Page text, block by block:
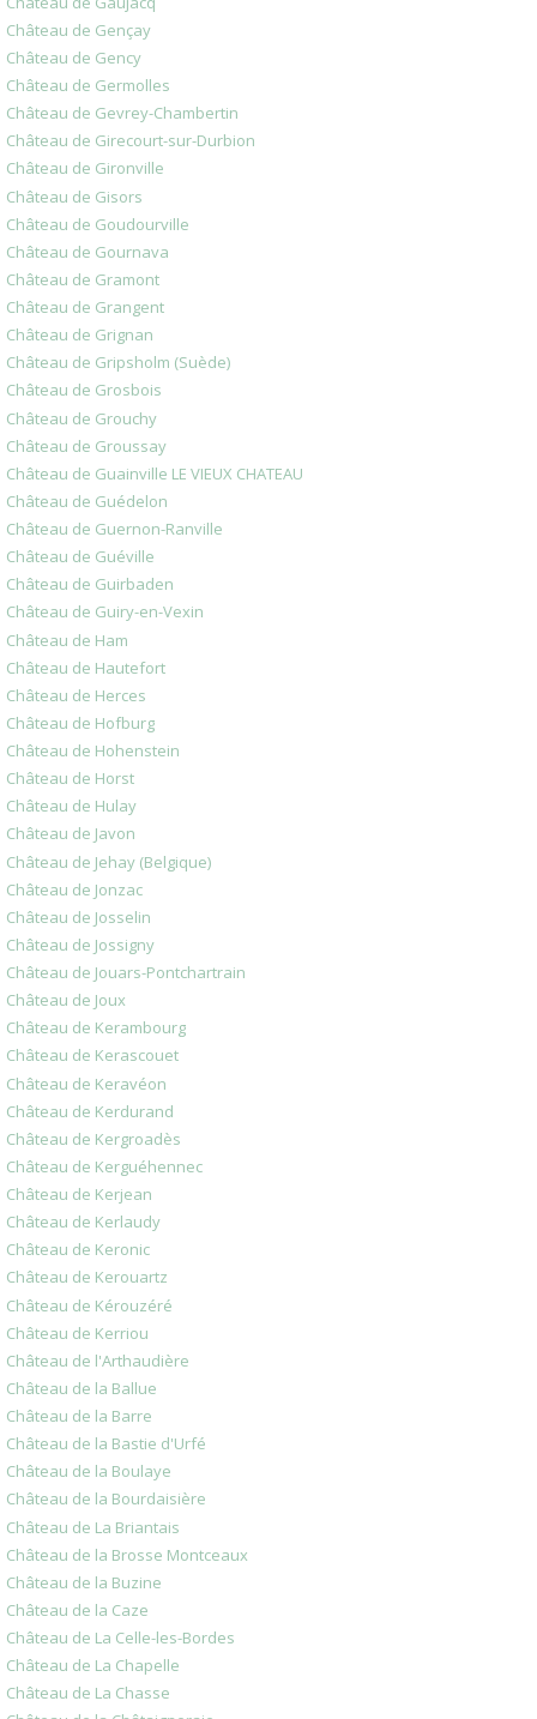
Château de Gençay
Château de Gency
Château de Germolles
Château de Gevrey-Chambertin
Château de Girecourt-sur-Durbion
Château de Gironville
Château de Gisors
Château de Goudourville
Château de Gournava
Château de Gramont
Château de Grangent
Château de Grignan
Château de Gripsholm (Suède)
Château de Grosbois
Château de Grouchy
Château de Groussay
Château de Guainville LE VIEUX CHATEAU
Château de Guédelon
Château de Guernon-Ranville
Château de Guéville
Château de Guirbaden
Château de Guiry-en-Vexin
Château de Ham
Château de Hautefort
Château de Herces
Château de Hofburg
Château de Hohenstein
Château de Horst
Château de Hulay
Château de Javon
Château de Jehay (Belgique)
Château de Jonzac
Château de Josselin
Château de Jossigny
Château de Jouars-Pontchartrain
Château de Joux
Château de Kerambourg
Château de Kerascouet
Château de Keravéon
Château de Kerdurand
Château de Kergroadès
Château de Kerguéhennec
Château de Kerjean
Château de Kerlaudy
Château de Keronic
Château de Kerouartz
Château de Kérouzéré
Château de Kerriou
Château de l'Arthaudière
Château de la Ballue
Château de la Barre
Château de la Bastie d'Urfé
Château de la Boulaye
Château de la Bourdaisière
Château de La Briantais
Château de la Brosse Montceaux
Château de la Buzine
Château de la Caze
Château de La Celle-les-Bordes
Château de La Chapelle
Château de La Chasse